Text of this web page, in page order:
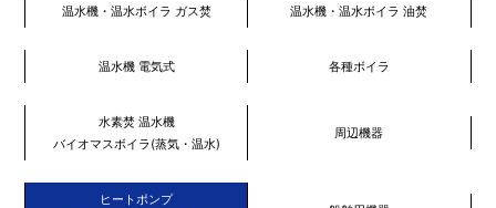
温水機・温水ボイラ ガス焚 温水機・温水ボイラ 油焚
温水機 電気式 各種ボイラ
水素焚 温水機
バイオマスボイラ(蒸気・温水)
周辺機器
ヒートポンプ